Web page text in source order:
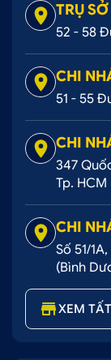
TRỤ
52 - 58
CHI
51 - 55
CHI
347
Tp. HCM
CHI
Số 51/
(Bình
XEM